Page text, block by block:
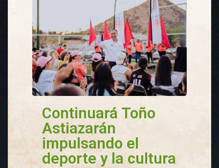
Continuará Toño
Astiazarán
impulsando el
deporte y la cultura